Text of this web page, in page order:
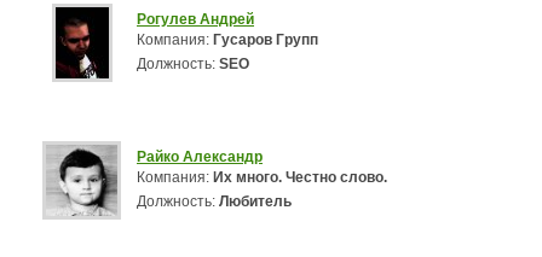
Рогулев Андрей
Компания: Гусаров Групп
Должность: SEO
Райко Александр
Компания: Их много. Честно слово.
Должность: Любитель